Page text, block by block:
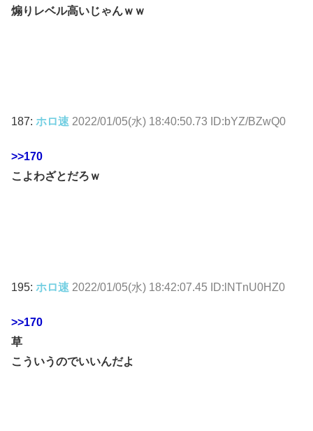
煽りレベル高いじゃんｗｗ
187: ホロ速 2022/01/05(水) 18:40:50.73 ID:bYZ/BZwQ0
>>170
こよわざとだろｗ
195: ホロ速 2022/01/05(水) 18:42:07.45 ID:lNTnU0HZ0
>>170
草
こういうのでいいんだよ